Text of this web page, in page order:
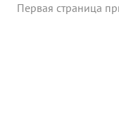
Первая страница